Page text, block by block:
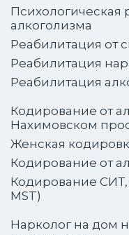
Психологическая
алкоголизма
Реабилитация от
Реабилитация
Реабилитация
Кодирование от
Нахимовском
Женская
Кодирование от
Кодирование СИТ,
MST)
Нарколог на дом